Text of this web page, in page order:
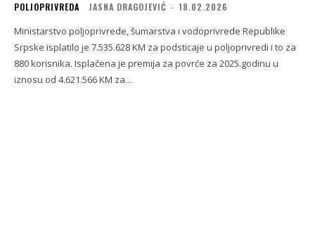
POLJOPRIVREDA JASNA DRAGOJEVIĆ - 18.02.2026
Ministarstvo poljoprivrede, šumarstva i vodoprivrede Republike
Srpske isplatilo je 7.535.628 KM za podsticaje u poljoprivredi i to za
880 korisnika. Isplaćena je premija za povrće za 2025.godinu u
iznosu od 4.621.566 KM za...